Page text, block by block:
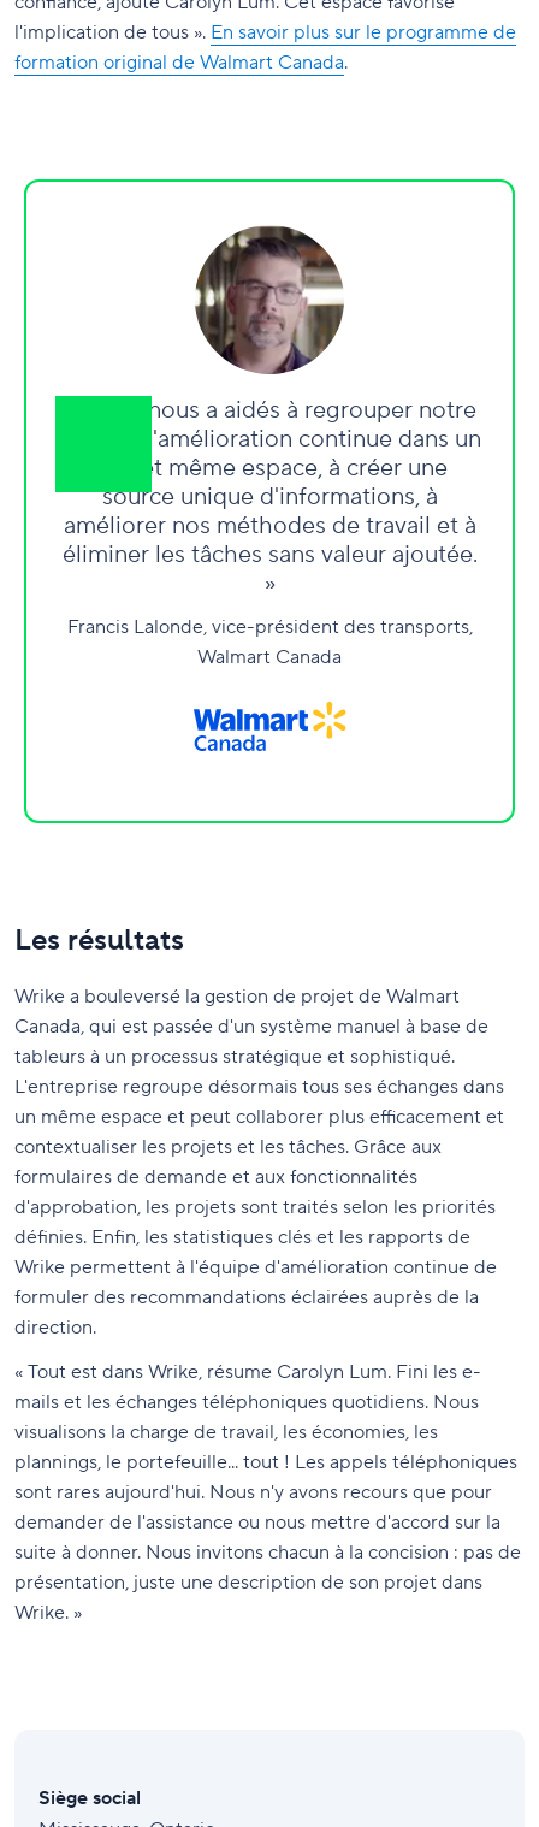
l'implication de tous ». En savoir plus sur le programme de
formation original de Walmart Canada.
« Wrike nous a aidés à regrouper notre
équipe d'amélioration continue dans un
seul et même espace, à créer une
source unique d'informations, à
améliorer nos méthodes de travail et à
éliminer les tâches sans valeur ajoutée.
»
Francis Lalonde, vice-président des transports,
Walmart Canada
Les résultats
Wrike a bouleversé la gestion de projet de Walmart
Canada, qui est passée d'un système manuel à base de
tableurs à un processus stratégique et sophistiqué.
L'entreprise regroupe désormais tous ses échanges dans
un même espace et peut collaborer plus efficacement et
contextualiser les projets et les tâches. Grâce aux
formulaires de demande et aux fonctionnalités
d'approbation, les projets sont traités selon les priorités
définies. Enfin, les statistiques clés et les rapports de
Wrike permettent à l'équipe d'amélioration continue de
formuler des recommandations éclairées auprès de la
direction.
« Tout est dans Wrike, résume Carolyn Lum. Fini les e-
mails et les échanges téléphoniques quotidiens. Nous
visualisons la charge de travail, les économies, les
plannings, le portefeuille... tout ! Les appels téléphoniques
sont rares aujourd'hui. Nous n'y avons recours que pour
demander de l'assistance ou nous mettre d'accord sur la
suite à donner. Nous invitons chacun à la concision : pas de
présentation, juste une description de son projet dans
Wrike. »
Siège social